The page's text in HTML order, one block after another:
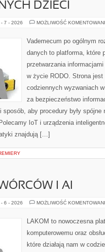
DZIECI
- 7 - 2026 MOŻLIWOŚĆ
Vademecum po ogólnym
danych to platforma, które
przetwarzania
w życie RODO. Strona
codziennych wyzwaniach
za bezpieczeństwo
aby procedury były spójne
IoT i urządzenia
znajdują […]
I AI
- 6 - 2026 MOŻLIWOŚĆ
LAKOM to nowoczesna
komputerowemu oraz
które działają nam w